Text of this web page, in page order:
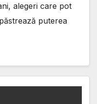
alegeri care pot
puterea